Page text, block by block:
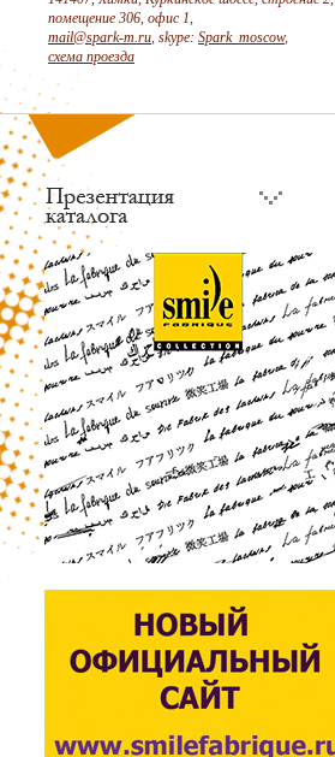
помещение 306, офис 1,
mail@spark-m.ru, skype: Spark_moscow,
схема проезда